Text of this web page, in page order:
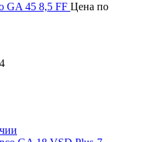
GA 45 8,5 FF Цена по